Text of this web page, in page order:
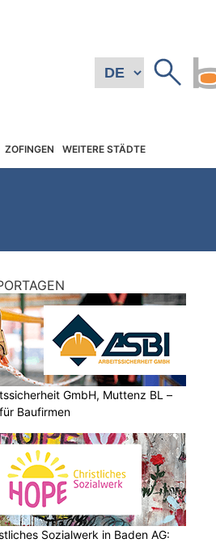
ZOFINGEN WEITERE STÄDTE
GmbH, Muttenz BL –
Baufirmen
Sozialwerk in Baden AG: